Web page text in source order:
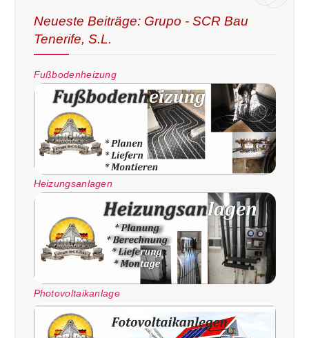
Neueste Beiträge: Grupo - SCR Bau
Tenerife, S.L.
Fußbodenheizung
Heizungsanlagen
Photovoltaikanlage